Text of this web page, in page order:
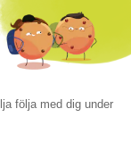
följa med dig under